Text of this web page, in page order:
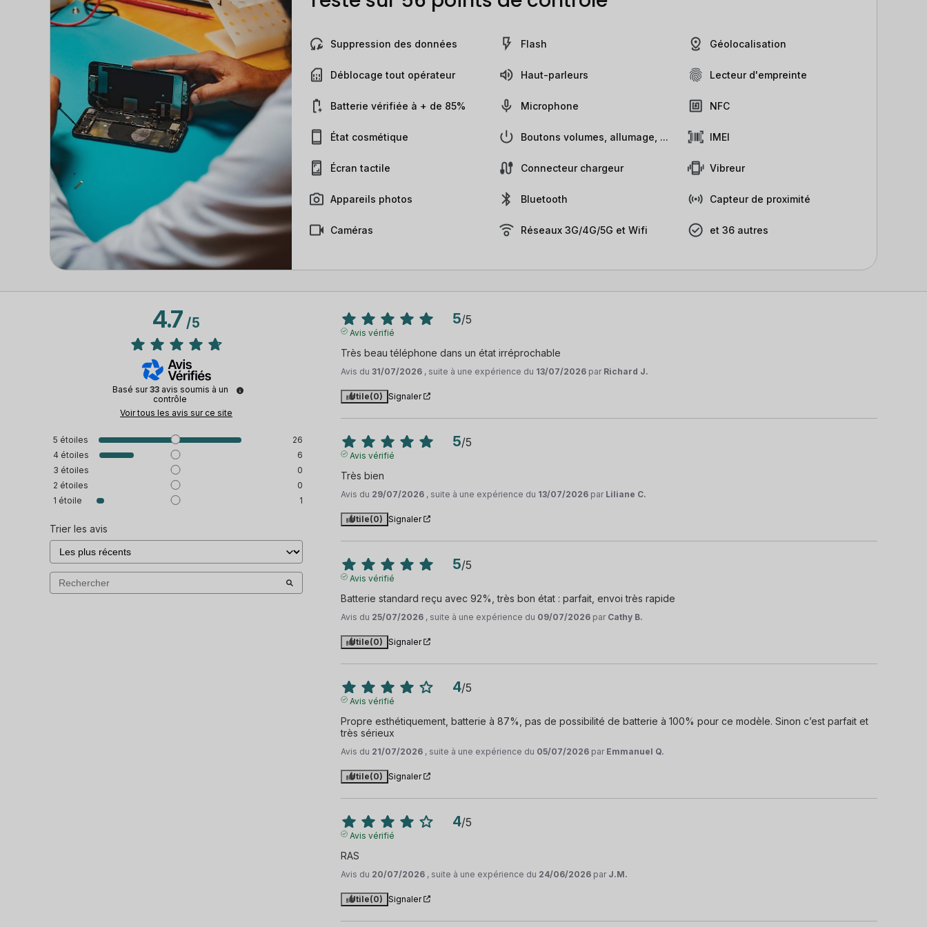
Suppression des données
Déblocage tout opérateur
Batterie vérifiée à + de 85%
État cosmétique
Écran tactile
Appareils photos
Caméras
Flash
Haut-parleurs
Microphone
Boutons volumes, allumage, ...
Connecteur chargeur
Bluetooth
Réseaux 3G/4G/5G et Wifi
Géolocalisation
Lecteur d'empreinte
NFC
IMEI
Vibreur
Capteur de proximité
et 36 autres
4.7/5
Basé sur33 avis soumis à un
contrôle
Voir tous les avis sur ce site
5 étoiles
26
4 étoiles
6
3 étoiles
0
2 étoiles
0
1 étoile 1
Trier les avis
5/5
Avis vérifié
Très beau téléphone dans un état irréprochable
Avis du31/07/2026 , suite à une expérience du 13/07/2026 par Richard J.
Utile(0) Signaler
5/5
Avis vérifié
Très bien
Avis du 29/07/2026 , suite à une expérience du 13/07/2026 par Liliane C.
Utile(0) Signaler
5/5
Avis vérifié
Batterie standard reçu avec 92%, très bon état : parfait, envoi très rapide
Avis du 25/07/2026 , suite à une expérience du 09/07/2026 par Cathy B.
Utile(0) Signaler
4/5
Avis vérifié
Propre esthétiquement, batterie à 87%, pas de possibilité de batterie à 100% pour ce modèle. Sinon c’est parfait et
très sérieux
Avis du 21/07/2026 , suite à une expérience du 05/07/2026 par Emmanuel Q.
Utile(0) Signaler
4/5
Avis vérifié
RAS
Avis du 20/07/2026 , suite à une expérience du 24/06/2026 par J.M.
Utile(0) Signaler